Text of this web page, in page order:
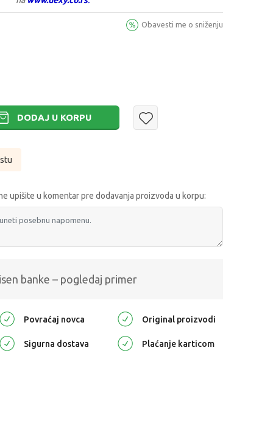
Obavesti me o sniženju
DODAJ U KORPU
upišite u komentar pre dodavanja proizvoda u korpu:
banke – pogledaj primer
Povraćaj novca Original proizvodi
Sigurna dostava Plaćanje karticom